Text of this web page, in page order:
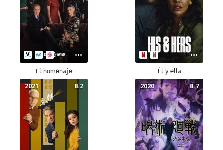
El homenaje Él y ella
8.2
2021 8.7
2020